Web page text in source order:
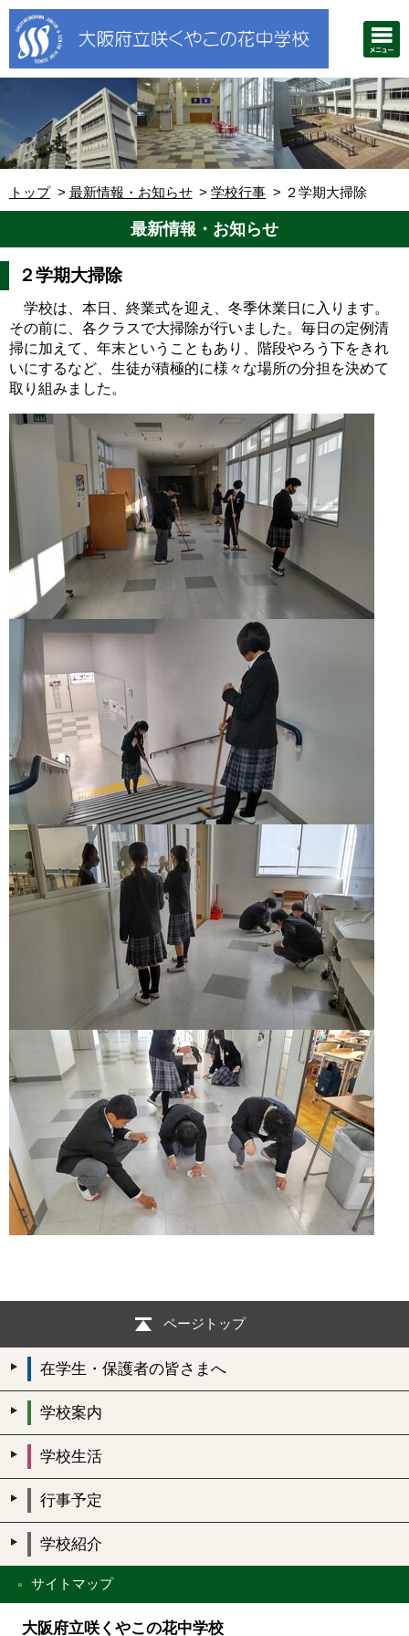
トップ 最新情報・お知らせ 学校行事 ２学期大掃除
最新情報・お知らせ
２学期大掃除
学校は、本日、終業式を迎え、冬季休業日に入ります。
その前に、各クラスで大掃除が行いました。毎日の定例清
掃に加えて、年末ということもあり、階段やろう下をきれ
いにするなど、生徒が積極的に様々な場所の分担を決めて
取り組みました。
ページトップ
在学生・保護者の皆さまへ
学校案内
学校生活
行事予定
学校紹介
サイトマップ
大阪府立咲くやこの花中学校